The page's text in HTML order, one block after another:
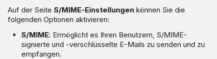
Auf der Seite S/MIME-Einstellungen können Sie die
folgenden Optionen aktivieren:
S/MIME: Ermöglicht es Ihren Benutzern, S/MIME-
signierte und -verschlüsselte E-Mails zu senden und zu
empfangen.